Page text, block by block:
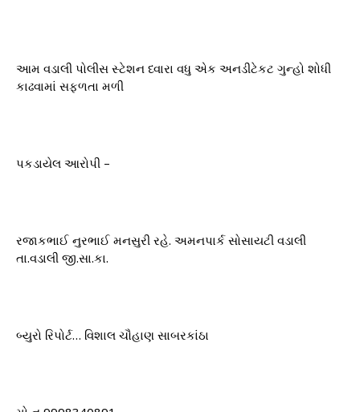
આમ વડાલી પોલીસ સ્ટેશન ધ્વારા વધુ એક અનડીટેકટ ગુન્હો શોધી
કાઢવામાં સફળતા મળી
પકડાયેલ આરોપી –
રજાકભાઈ નુરભાઈ મનસુરી રહે. અમનપાર્ક સોસાયટી વડાલી
તા.વડાલી જી.સા.કા.
બ્યુરો રિપોર્ટ… વિશાલ ચૌહાણ સાબરકાંઠા